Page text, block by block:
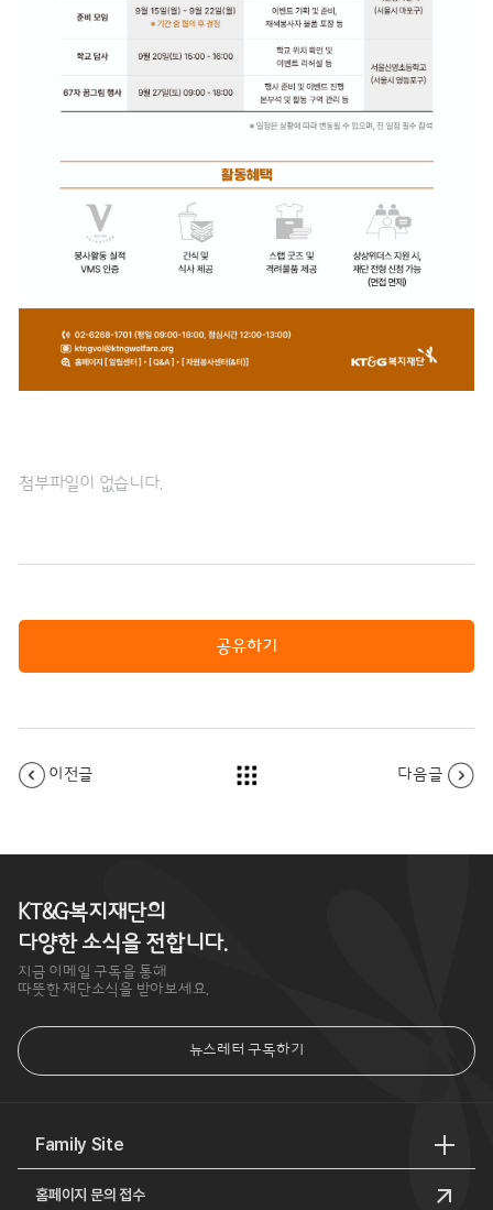
첨부파일이 없습니다.
공유하기
KT&G복지재단의
다양한 소식을 전합니다.
지금 이메일 구독을 통해
따뜻한 재단소식을 받아보세요.
뉴스레터 구독하기
Family Site
홈페이지 문의 접수